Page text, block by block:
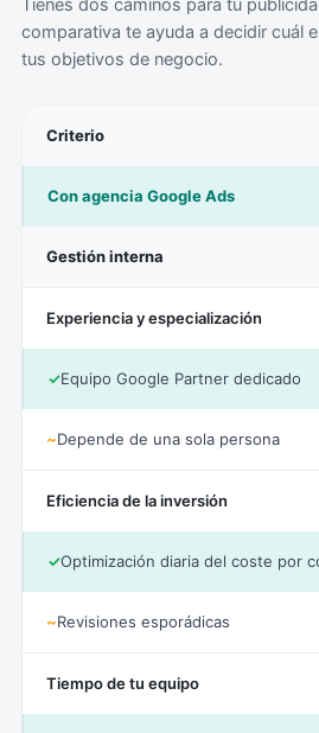
Tienes dos caminos para tu
comparativa te ayuda a decidir cuál
tus objetivos de negocio.
Criterio
Con agencia Google Ads
Gestión interna
Experiencia y especialización
✓Equipo Google Partner dedicado
~Depende de una sola persona
Eficiencia de la inversión
✓Optimización diaria del coste por
~Revisiones esporádicas
Tiempo de tu equipo